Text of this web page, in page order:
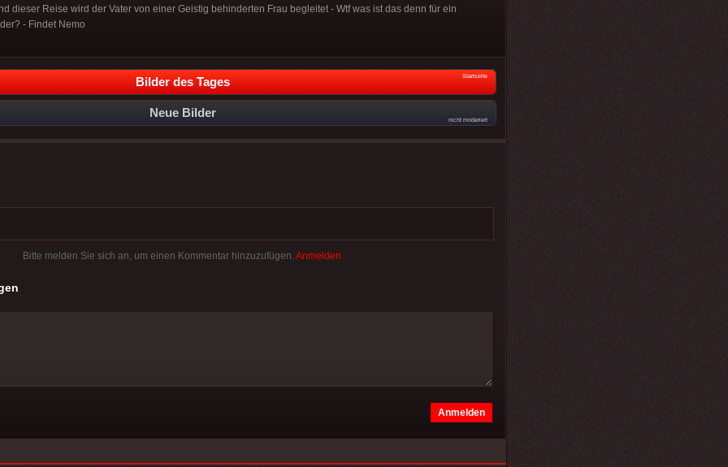
dieser Reise wird der Vater von einer Geistig behinderten Frau begleitet - Wtf was ist das denn für ein
- Findet Nemo
Bilder des Tages Startseite
Neue Bilder
nicht moderiert
Bitte melden Sie sich an, um einen Kommentar hinzuzufügen. Anmelden